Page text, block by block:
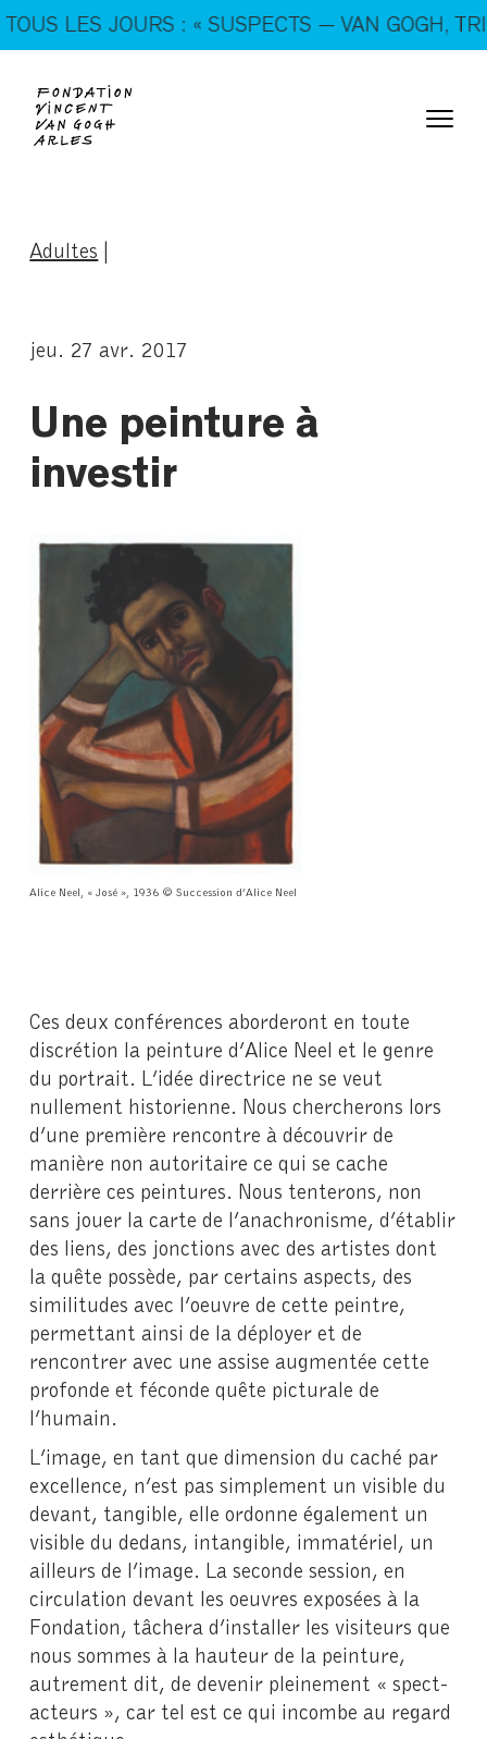
En ce moment, tous les jours : « SUSPECTS — VAN
GOGH, TRICKSTERS & CO. »
LES JOURS : « SUSPECTS — VAN GOGH,
Adultes |
jeu. 27 avr. 2017
Une peinture à
investir
Alice Neel, « José », 1936 © Succession d’Alice Neel
Ces deux conférences aborderont en toute
discrétion la peinture d’Alice Neel et le genre
du portrait. L’idée directrice ne se veut
nullement historienne. Nous chercherons lors
d’une première rencontre à découvrir de
manière non autoritaire ce qui se cache
derrière ces peintures. Nous tenterons, non
sans jouer la carte de l’anachronisme, d’établir
des liens, des jonctions avec des artistes dont
la quête possède, par certains aspects, des
similitudes avec l’oeuvre de cette peintre,
permettant ainsi de la déployer et de
rencontrer avec une assise augmentée cette
profonde et féconde quête picturale de
l’humain.
L’image, en tant que dimension du caché par
excellence, n’est pas simplement un visible du
devant, tangible, elle ordonne également un
visible du dedans, intangible, immatériel, un
ailleurs de l’image. La seconde session, en
circulation devant les oeuvres exposées à la
Fondation, tâchera d’installer les visiteurs que
nous sommes à la hauteur de la peinture,
autrement dit, de devenir pleinement « spect-
acteurs », car tel est ce qui incombe au regard